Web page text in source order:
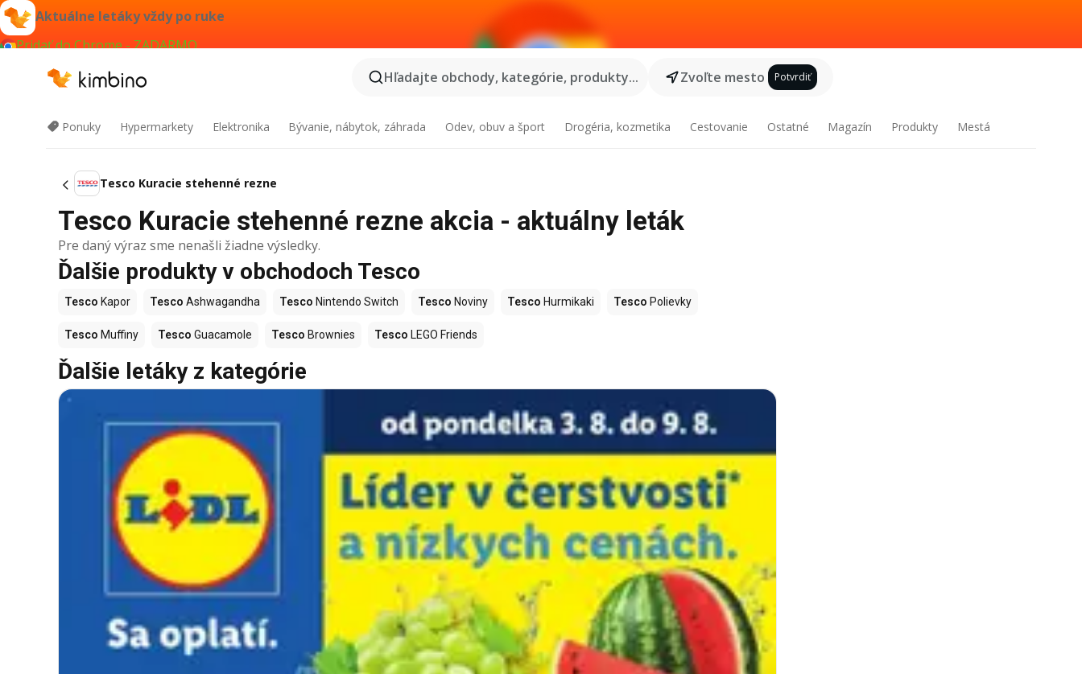
Aktuálne letáky vždy po ruke
Pridať do Chrome - ZADARMO
Hľadajte obchody, kategórie, produkty...
Zvoľte mesto Potvrdiť
Ponuky Hypermarkety Elektronika Bývanie, nábytok, záhrada Odev, obuv a šport Drogéria, kozmetika Cestovanie Ostatné Magazín Produkty Mestá
Tesco Kuracie stehenné rezne
Tesco Kuracie stehenné rezne akcia - aktuálny leták
Pre daný výraz sme nenašli žiadne výsledky.
Ďalšie produkty v obchodoch Tesco
Tesco Kapor Tesco Ashwagandha Tesco Nintendo Switch Tesco Noviny Tesco Hurmikaki Tesco Polievky
Tesco Muffiny Tesco Guacamole Tesco Brownies Tesco LEGO Friends
Ďalšie letáky z kategórie